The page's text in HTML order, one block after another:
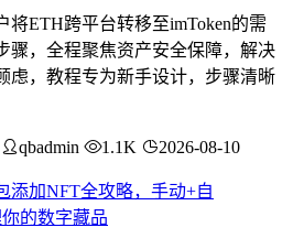
将ETH跨平台转移至imToken的需
骤，全程聚焦资产安全保障，解决
虑，教程专为新手设计，步骤清晰
qbadmin 1.1K 2026-08-10